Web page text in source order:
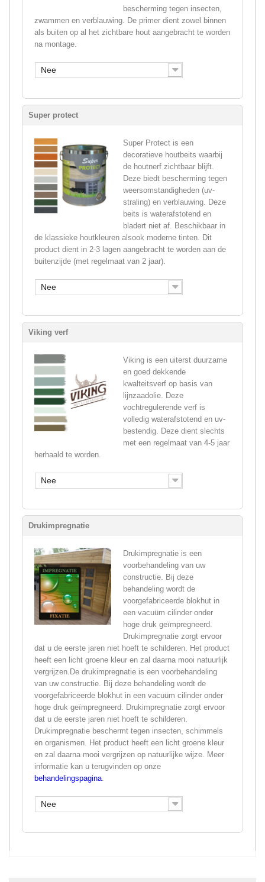
bescherming tegen insecten,
zwammen en verblauwing. De primer dient zowel binnen
als buiten op al het zichtbare hout aangebracht te worden
na montage.
Nee
Super protect
Super Protect is een
decoratieve houtbeits waarbij
de houtnerf zichtbaar blijft.
Deze biedt bescherming tegen
weersomstandigheden (uv-
straling) en verblauwing. Deze
beits is waterafstotend en
bladert niet af. Beschikbaar in
de klassieke houtkleuren alsook moderne tinten. Dit
product dient in 2-3 lagen aangebracht te worden aan de
buitenzijde (met regelmaat van 2 jaar).
Nee
Viking verf
Viking is een uiterst duurzame
en goed dekkende
kwalteitsverf op basis van
lijnzaadolie. Deze
vochtregulerende verf is
volledig waterafstotend en uv-
bestendig. Deze dient slechts
met een regelmaat van 4-5 jaar
herhaald te worden.
Nee
Drukimpregnatie
Drukimpregnatie is een
voorbehandeling van uw
constructie. Bij deze
behandeling wordt de
voorgefabriceerde blokhut in
een vacuüm cilinder onder
hoge druk geïmpregneerd.
Drukimpregnatie zorgt ervoor
dat u de eerste jaren niet hoeft te schilderen. Het product
heeft een licht groene kleur en zal daarna mooi natuurlijk
vergrijzen.De drukimpregnatie is een voorbehandeling
van uw constructie. Bij deze behandeling wordt de
voorgefabriceerde blokhut in een vacuüm cilinder onder
hoge druk geïmpregneerd. Drukimpregnatie zorgt ervoor
dat u de eerste jaren niet hoeft te schilderen.
Drukimpregnatie beschermt tegen insecten, schimmels
en organismen. Het product heeft een licht groene kleur
en zal daarna mooi vergrijzen op natuurlijke wijze. Meer
informatie kan u terugvinden op onze
behandelingspagina
Nee